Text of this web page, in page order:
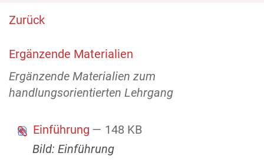
Zurück
Ergänzende Materialien
Ergänzende Materialien zum
handlungsorientierten Lehrgang
Einführung — 148 KB
Bild: Einführung